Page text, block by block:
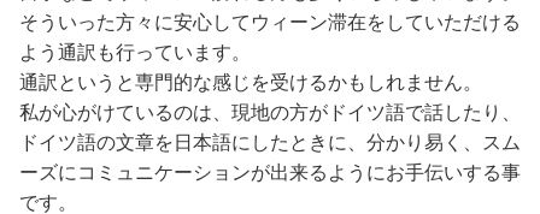
そういった方々に安心してウィーン滞在をしていただける
よう通訳も行っています。
通訳というと専門的な感じを受けるかもしれません。
私が心がけているのは、現地の方がドイツ語で話したり、
ドイツ語の文章を日本語にしたときに、分かり易く、スム
ーズにコミュニケーションが出来るようにお手伝いする事
です。